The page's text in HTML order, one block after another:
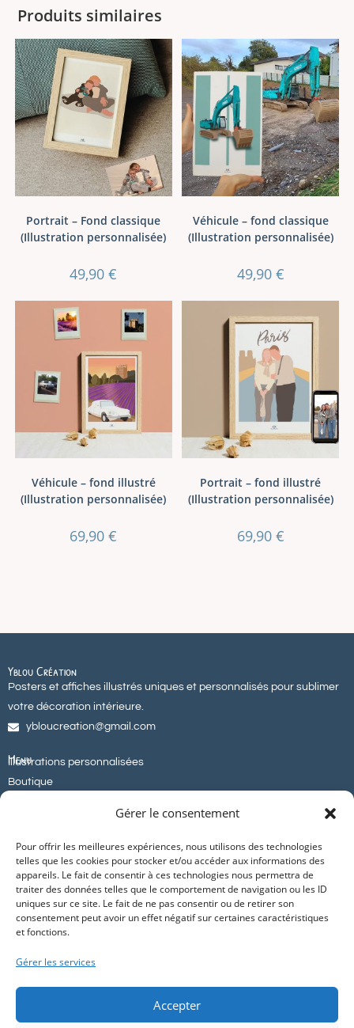
Gérer le consentement
Pour offrir les meilleures expériences, nous utilisons des technologies
telles que les cookies pour stocker et/ou accéder aux informations des
appareils. Le fait de consentir à ces technologies nous permettra de
traiter des données telles que le comportement de navigation ou les ID
uniques sur ce site. Le fait de ne pas consentir ou de retirer son
consentement peut avoir un effet négatif sur certaines caractéristiques
et fonctions.
Gérer les services
Accepter
Produits similaires
Portrait – Fond classique
(Illustration personnalisée)
49,90€
Véhicule – fond classique
(Illustration personnalisée)
49,90 €
Véhicule – fond illustré
(Illustration personnalisée)
69,90€
Portrait – fond illustré
(Illustration personnalisée)
69,90 €
Yblou Création
Posters et affiches illustrés uniques et personnalisés pour sublimer
votre décoration intérieure.
ybloucreation@gmail.com
Menu
Illustrations personnalisées
Boutique
Informations
CGV
Mentions légales
Suivez-nous
Pinterest
Facebook